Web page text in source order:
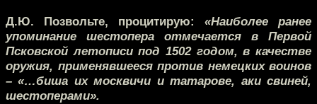
Д.Ю. Позвольте, процитирую: «Наиболее ранее
упоминание шестопера отмечается в Первой
Псковской летописи под 1502 годом, в качестве
оружия, применявшееся против немецких воинов
– «…биша их москвичи и татарове, аки свиней,
шестоперами».